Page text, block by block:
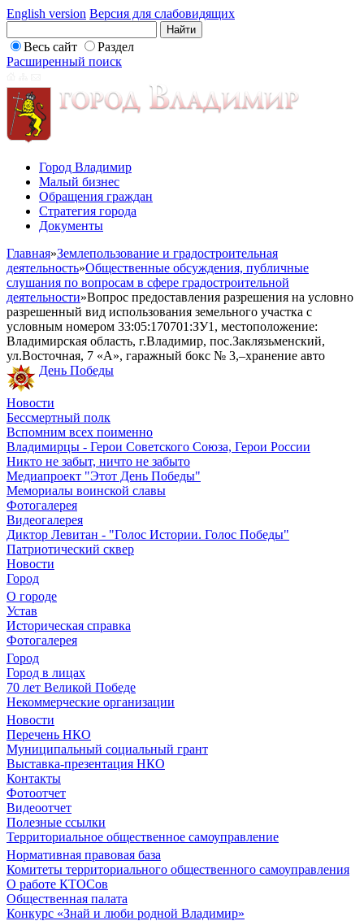
English version Версия для слабовидящих
Весь сайт
Раздел
Расширенный поиск
Город Владимир
Малый бизнес
Обращения граждан
Стратегия города
Документы
Главная»Землепользование и градостроительная
деятельность»Общественные обсуждения, публичные
слушания по вопросам в сфере градостроительной
деятельности»Вопрос предоставления разрешения на условно
разрешенный вид использования земельного участка с
условным номером 33:05:170701:ЗУ1, местоположение:
Владимирская область, г.Владимир, пос.Заклязьменский,
ул.Восточная, 7 «А», гаражный бокс № 3,–хранение авто
День Победы
Новости
Бессмертный полк
Вспомним всех поименно
Владимирцы - Герои Советского Союза, Герои России
Никто не забыт, ничто не забыто
Медиапроект "Этот День Победы"
Мемориалы воинской славы
Фотогалерея
Видеогалерея
Диктор Левитан - "Голос Истории. Голос Победы"
Патриотический сквер
Новости
Город
О городе
Устав
Историческая справка
Фотогалерея
Город
Город в лицах
70 лет Великой Победе
Некоммерческие организации
Новости
Перечень НКО
Муниципальный социальный грант
Выставка-презентация НКО
Контакты
Фотоотчет
Видеоотчет
Полезные ссылки
Территориальное общественное самоуправление
Нормативная правовая база
Комитеты территориального общественного самоуправления
О работе КТОСов
Общественная палата
Конкурс «Знай и люби родной Владимир»